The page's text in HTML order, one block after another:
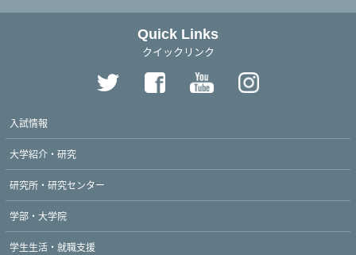
Quick Links
クイックリンク
入試情報
大学紹介・研究
研究所・研究センター
学部・大学院
学生生活・就職支援